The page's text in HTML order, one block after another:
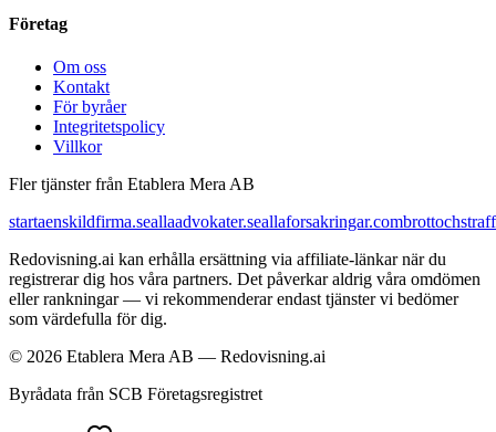
Företag
Om oss
Kontakt
För byråer
Integritetspolicy
Villkor
Fler tjänster från Etablera Mera AB
startaenskildfirma.seallaadvokater.seallaforsakringar.com
Redovisning.ai kan erhålla ersättning via affiliate-länkar när du
registrerar dig hos våra partners. Det påverkar aldrig våra omdömen
eller rankningar — vi rekommenderar endast tjänster vi bedömer
som värdefulla för dig.
© 2026 Etablera Mera AB — Redovisning.ai
Byrådata från SCB Företagsregistret